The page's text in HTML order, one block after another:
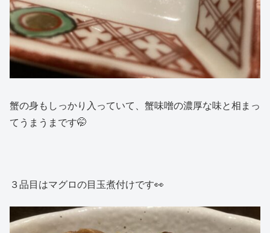
蟹の身もしっかり入っていて、蟹味噌の濃厚な味と相まっ
てうまうまです🤭
３品目はマグロの目玉煮付けです👀